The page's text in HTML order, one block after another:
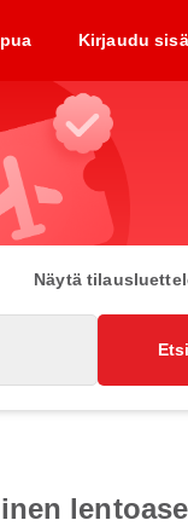
Kirjaudu
Näytä
Etsi